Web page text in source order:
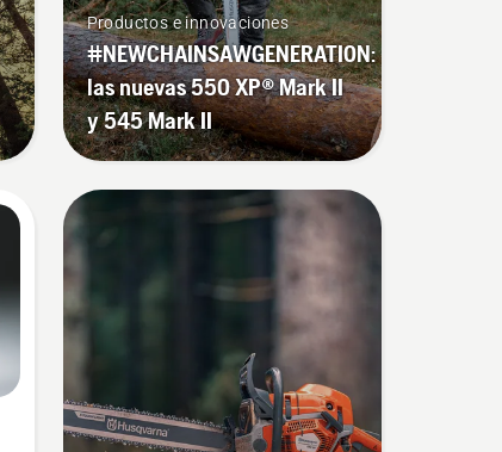
Productos e innovaciones
#NEWCHAINSAWGENERATION:
las nuevas 550 XP® Mark II
y 545 Mark II